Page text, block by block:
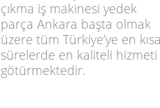
çıkma iş makinesi yedek
parça Ankara başta olmak
üzere tüm Türkiye’ye en
sürelerde en kaliteli hizmeti
götürmektedir.